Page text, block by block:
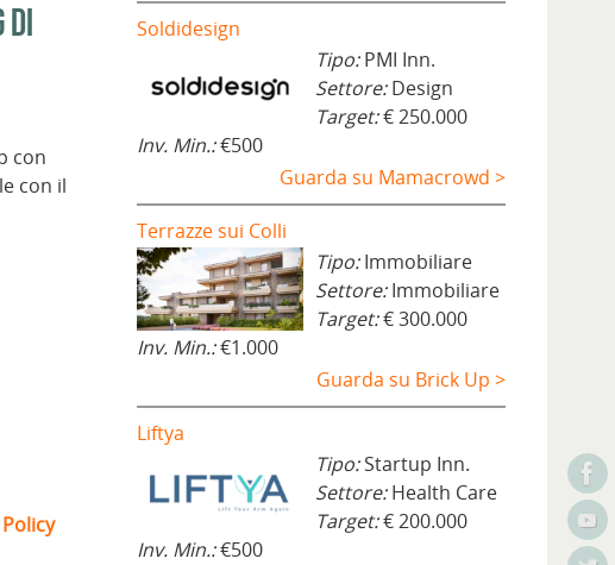
di
con
con il
Soldidesign
Tipo:PMI Inn.
Settore:Design
Target:€ 250.000
Inv. Min.:€500
Guarda su Mamacrowd >
Terrazze sui Colli
Tipo:Immobiliare
Settore:Immobiliare
Target:€ 300.000
Inv. Min.:€1.000
Guarda su Brick Up >
Liftya
Tipo:Startup Inn.
Settore:Health Care
Target:€ 200.000
Inv. Min.:€500